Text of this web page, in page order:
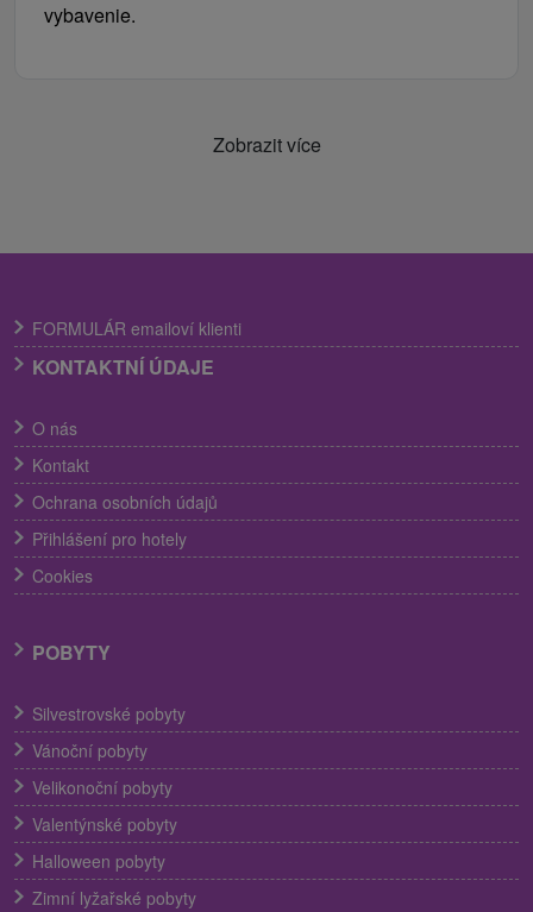
vybavenie.
Zobrazit více
FORMULÁR emailoví klienti
KONTAKTNÍ ÚDAJE
O nás
Kontakt
Ochrana osobních údajů
Přihlášení pro hotely
Cookies
POBYTY
Silvestrovské pobyty
Vánoční pobyty
Velikonoční pobyty
Valentýnské pobyty
Halloween pobyty
Zimní lyžařské pobyty